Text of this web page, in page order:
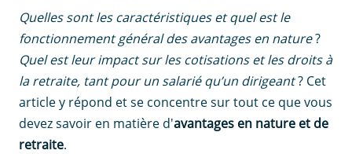
Quelles sont les caractéristiques et quel est le
fonctionnement général des avantages en nature?
Quel est leur impact sur les cotisations et les droits à
la retraite, tant pour un salarié qu’un dirigeant? Cet
article y répond et se concentre sur tout ce que vous
devez savoir en matière d'avantages en nature et de
retraite.